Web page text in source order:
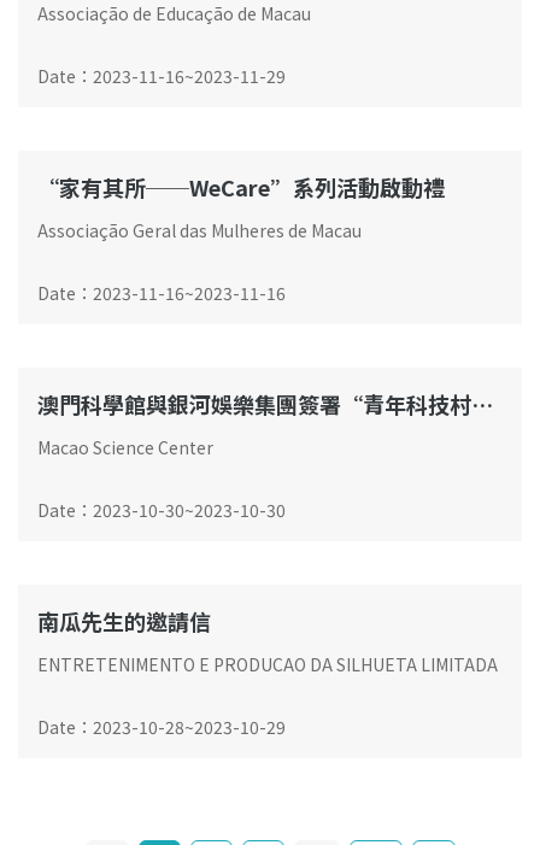
Associação de Educação de Macau
Date ： 2023-11-16~2023-11-29
“家有其所──WeCare”系列活動啟動​禮
Associação Geral das Mulheres de Macau
Date ： 2023-11-16~2023-11-16
澳門科學館與銀河娛樂集團簽署“青年科技村”科創人才培養計劃合辦協議簽署儀式
Macao Science Center
Date ： 2023-10-30~2023-10-30
南瓜先生的邀請信
​ENTRETENIMENTO E PRODUCAO DA SILHUETA LIMITADA
Date ： 2023-10-28~2023-10-29